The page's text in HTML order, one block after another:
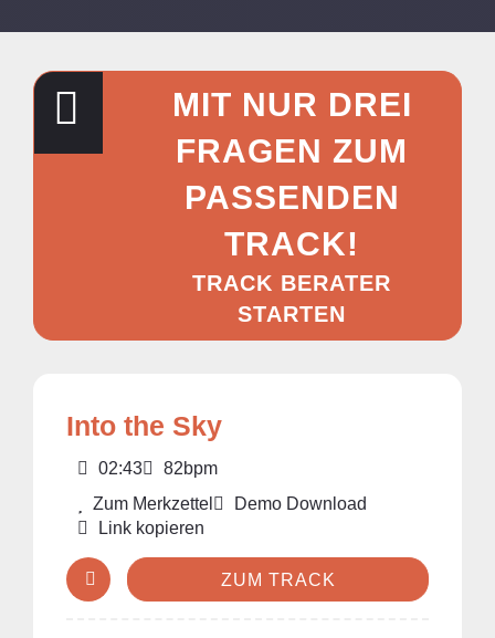
MIT NUR DREI
FRAGEN ZUM
PASSENDEN
TRACK!
TRACK BERATER
STARTEN
Into the Sky
02:43
82bpm
Zum Merkzettel
Demo Download
Link kopieren
ZUM TRACK